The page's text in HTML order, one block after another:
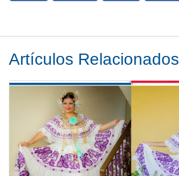
Artículos Relacionados